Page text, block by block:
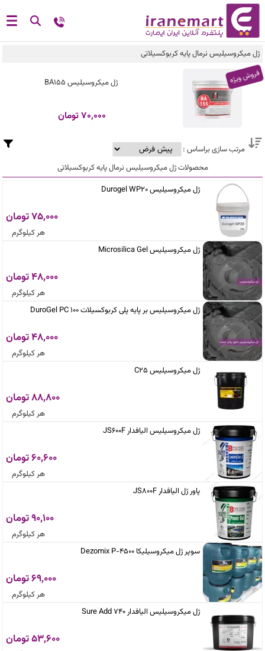
ژل میکروسیلیس نرمال پایه کربوکسیلاتی
فروش ویژه ژل میکروسیلیس الیافدار Sure Add 740
53,600 تومان
مرتب سازی براساس :
محصولات ژل میکروسیلیس نرمال پایه کربوکسیلاتی
ژل میکروسیلیس Durogel WP20
75,000 تومان
هر کیلوگرم
ژل میکروسیلیس Microsilica Gel
48,000 تومان
هر کیلوگرم
ژل میکروسیلیس بر پایه پلی کربوکسیلات DuroGel PC 100
48,000 تومان
هر کیلوگرم
ژل میکروسیلیس C25
88,800 تومان
هر کیلوگرم
ژل میکروسیلیس الیافدار JS600F
60,600 تومان
هر کیلوگرم
پاور ژل الیافدار JS800F
90,100 تومان
هر کیلوگرم
سوپر ژل میکروسیلیکا Dezomix P-4500
69,000 تومان
هر کیلوگرم
ژل میکروسیلیس الیافدار Sure Add 740
53,600 تومان